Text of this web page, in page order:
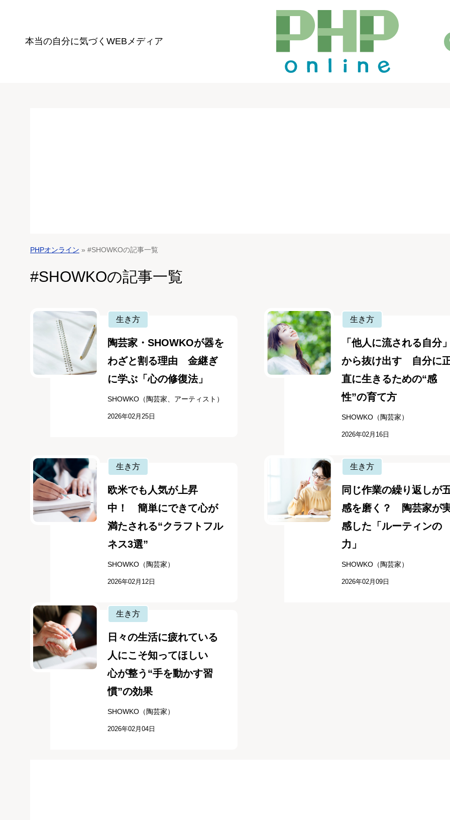
本当の自分に気づく WEBメディア
PHPオンライン » #SHOWKOの記事一覧
#SHOWKOの記事一覧
生き方
陶芸家・SHOWKOが器を
わざと割る理由 金継ぎ
に学ぶ「心の修復法」
SHOWKO（陶芸家、アーティスト）
2026年02月25日
生き方
「他人に流される自分
から抜け出す 自分に
直に生きるための“感
性”の育て方
SHOWKO（陶芸家）
2026年02月16日
生き方
欧米でも人気が上昇
中！ 簡単にできて心が
満たされる“クラフトフル
ネス3選”
SHOWKO（陶芸家）
2026年02月12日
生き方
同じ作業の繰り返しが
感を磨く？ 陶芸家が
感した「ルーティンの
力」
SHOWKO（陶芸家）
2026年02月09日
生き方
日々の生活に疲れている
人にこそ知ってほしい
心が整う“手を動かす習
慣”の効果
SHOWKO（陶芸家）
2026年02月04日